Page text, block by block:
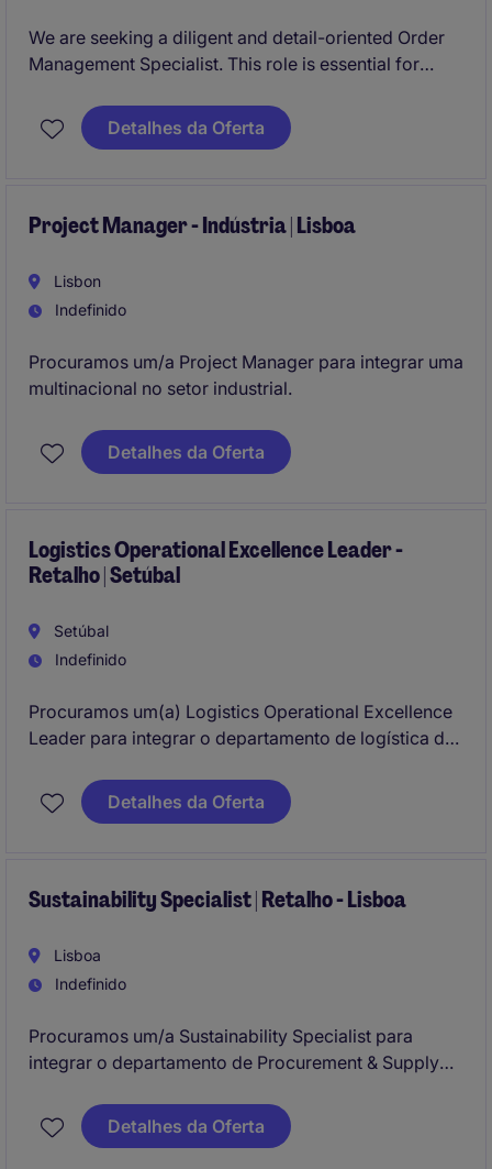
We are seeking a diligent and detail-oriented Order
Management Specialist. This role is essential for
within the critical Purchase Requisition (PR) to
Purchase Order (PO) workflow, ensuring a seamless
Detalhes da Oferta
Project Manager - Indústria | Lisboa
Lisbon
Indefinido
Procuramos um/a Project Manager para integrar uma
multinacional no setor industrial.
Detalhes da Oferta
Logistics Operational Excellence Leader -
Retalho | Setúbal
Setúbal
Indefinido
Procuramos um(a) Logistics Operational Excellence
Leader para integrar o departamento de logística de
candidato(a) ideal terá um perfil dinâmico e vontade
de contribuir para a melhoria contínua dos
Detalhes da Oferta
Sustainability Specialist | Retalho - Lisboa
Lisboa
Indefinido
Procuramos um/a Sustainability Specialist para
integrar o departamento de Procurement & Supply
no sector do Retalho. Esta posição requer
competências técnicas e estratégicas para promover
Detalhes da Oferta